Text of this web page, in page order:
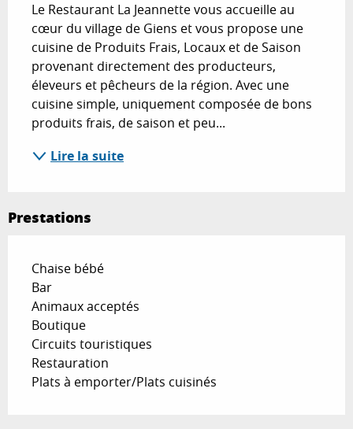
Le Restaurant La Jeannette vous accueille au
cœur du village de Giens et vous propose une
cuisine de Produits Frais, Locaux et de Saison
provenant directement des producteurs,
éleveurs et pêcheurs de la région. Avec une
cuisine simple, uniquement composée de bons
produits frais, de saison et peu...
Lire la suite
Prestations
Chaise bébé
Bar
Animaux acceptés
Boutique
Circuits touristiques
Restauration
Plats à emporter/Plats cuisinés